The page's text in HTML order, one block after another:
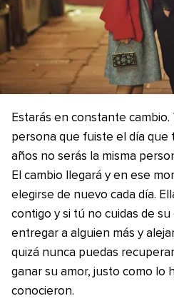
Estarás en constante
persona que fuiste el día que
años no serás la misma
El cambio llegará y en ese
elegirse de nuevo cada día.
contigo y si tú no cuidas de
entregar a alguien más y
quizá nunca puedas
ganar su amor, justo como lo
conocieron.